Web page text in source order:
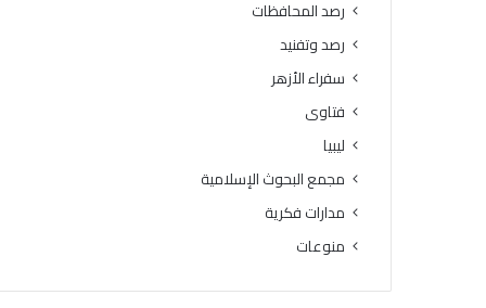
رصد المحافظات
رصد وتفنيد
سفراء الأزهر
فتاوى
ليبيا
مجمع البحوث الإسلامية
مدارات فكرية
منوعات